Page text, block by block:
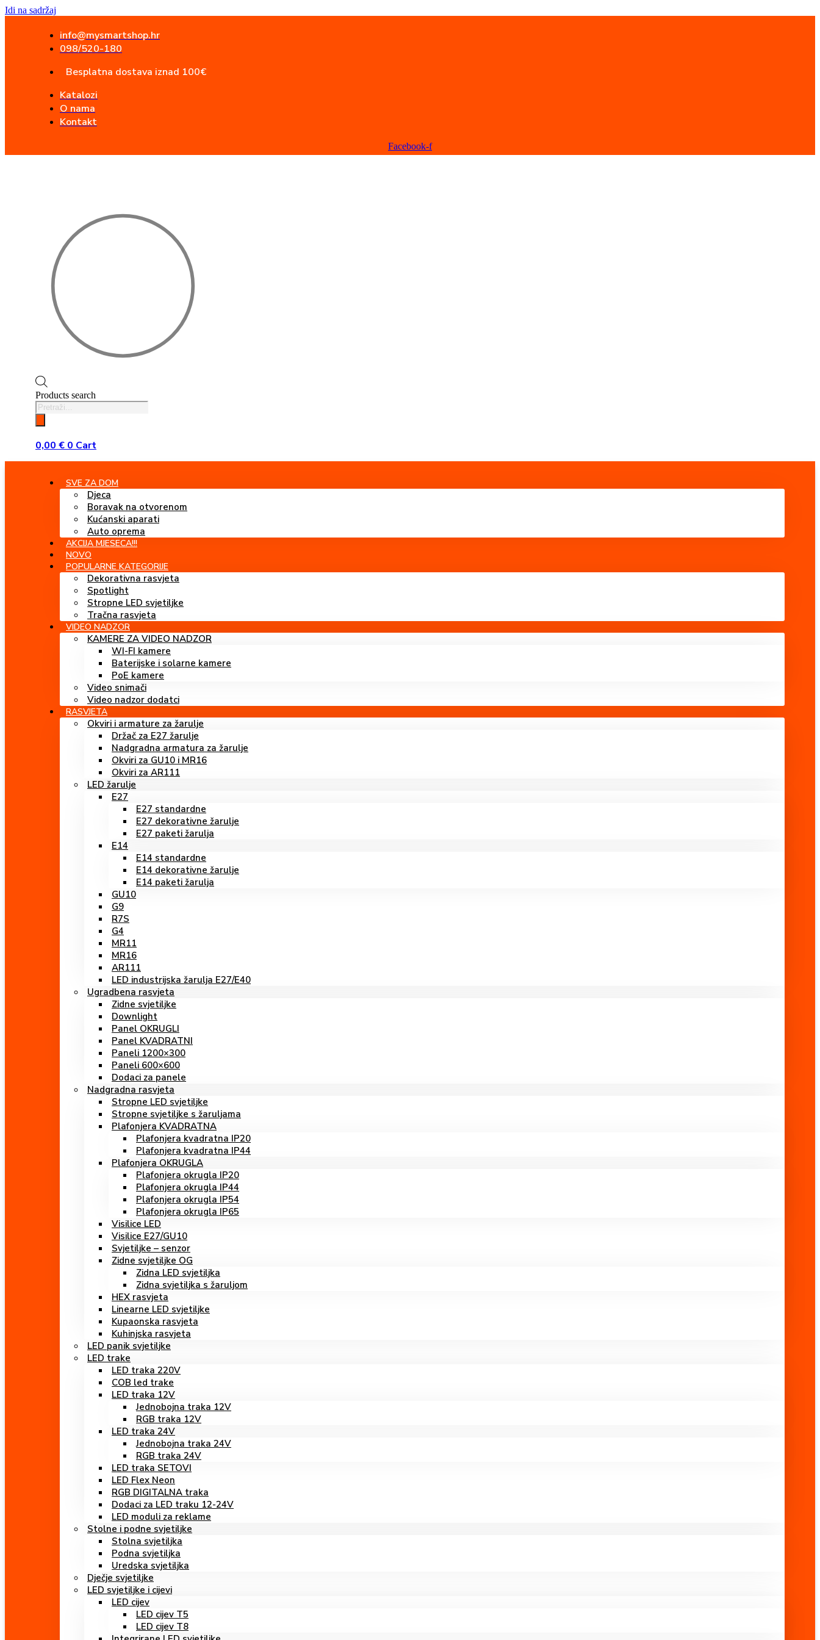
Idi na sadržaj
info@mysmartshop.hr
098/520-180
Besplatna dostava iznad 100€
Katalozi
O nama
Kontakt
Facebook-f
Products search
0,00€0Cart
SVE ZA DOM
Djeca
Boravak na otvorenom
Kućanski aparati
Auto oprema
AKCIJA MJESECA!!!
NOVO
POPULARNE KATEGORIJE
Dekorativna rasvjeta
Spotlight
Stropne LED svjetiljke
Tračna rasvjeta
VIDEO NADZOR
KAMERE ZA VIDEO NADZOR
WI-FI kamere
Baterijske i solarne kamere
PoE kamere
Video snimači
Video nadzor dodatci
RASVJETA
Okviri i armature za žarulje
Držač za E27 žarulje
Nadgradna armatura za žarulje
Okviri za GU10 i MR16
Okviri za AR111
LED žarulje
E27
E27 standardne
E27 dekorativne žarulje
E27 paketi žarulja
E14
E14 standardne
E14 dekorativne žarulje
E14 paketi žarulja
GU10
G9
R7S
G4
MR11
MR16
AR111
LED industrijska žarulja E27/E40
Ugradbena rasvjeta
Zidne svjetiljke
Downlight
Panel OKRUGLI
Panel KVADRATNI
Paneli 1200×300
Paneli 600×600
Dodaci za panele
Nadgradna rasvjeta
Stropne LED svjetiljke
Stropne svjetiljke s žaruljama
Plafonjera KVADRATNA
Plafonjera kvadratna IP20
Plafonjera kvadratna IP44
Plafonjera OKRUGLA
Plafonjera okrugla IP20
Plafonjera okrugla IP44
Plafonjera okrugla IP54
Plafonjera okrugla IP65
Visilice LED
Visilice E27/GU10
Svjetiljke – senzor
Zidne svjetiljke OG
Zidna LED svjetiljka
Zidna svjetiljka s žaruljom
HEX rasvjeta
Linearne LED svjetiljke
Kupaonska rasvjeta
Kuhinjska rasvjeta
LED panik svjetiljke
LED trake
LED traka 220V
COB led trake
LED traka 12V
Jednobojna traka 12V
RGB traka 12V
LED traka 24V
Jednobojna traka 24V
RGB traka 24V
LED traka SETOVI
LED Flex Neon
RGB DIGITALNA traka
Dodaci za LED traku 12-24V
LED moduli za reklame
Stolne i podne svjetiljke
Stolna svjetiljka
Podna svjetiljka
Uredska svjetiljka
Dječje svjetiljke
LED svjetiljke i cijevi
LED cijev
LED cijev T5
LED cijev T8